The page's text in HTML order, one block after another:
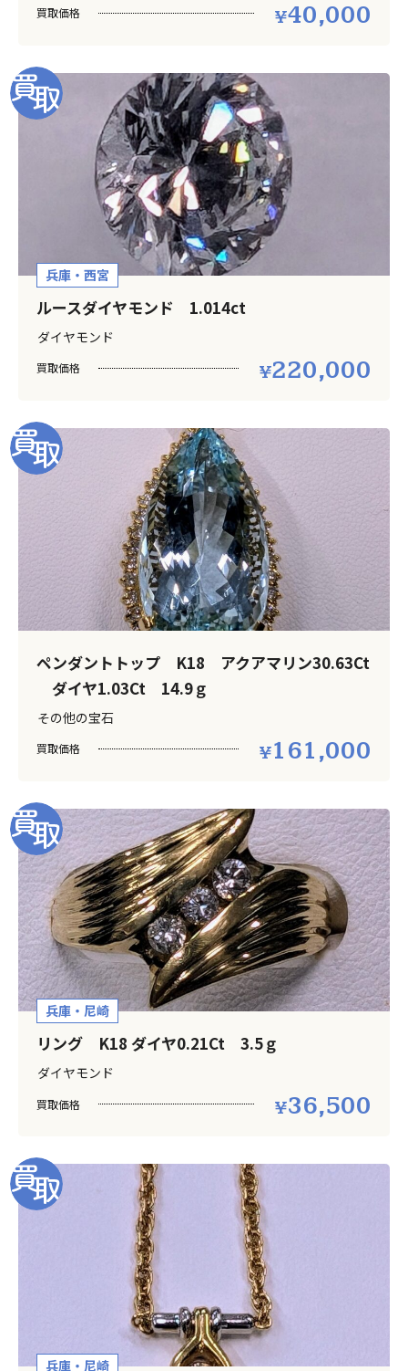
買取価格 40,000
兵庫・西宮
ルースダイヤモンド 1.014ct
ダイヤモンド
買取価格 220,000
ペンダントトップ K18 アクアマリン30.63Ct
ダイヤ1.03Ct 14.9ｇ
その他の宝石
買取価格 161,000
兵庫・尼崎
リング K18 ダイヤ0.21Ct 3.5ｇ
ダイヤモンド
買取価格 36,500
兵庫・尼崎